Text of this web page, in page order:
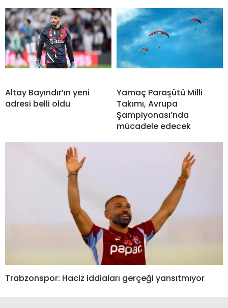
Altay Bayındır’ın yeni
adresi belli oldu
Yamaç Paraşütü Milli
Takımı, Avrupa
Şampiyonası’nda
mücadele edecek
Trabzonspor: Haciz iddiaları gerçeği yansıtmıyor